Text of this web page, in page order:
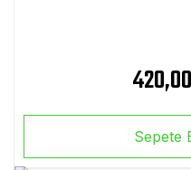
Sepete